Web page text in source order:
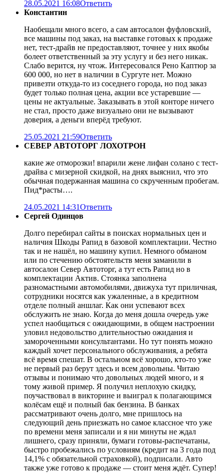
28.05.2021 16:08Ответить
Константин
Наобещали много всего, а сам автосалон фуфловский,
все машины под заказ, на выставке готовых к продаже
нет, тест-драйв не предоставляют, точнее у них якобы
болеет ответственный за эту услугу и без него никак.
Слабо верится, ну чтож. Интересовался Рено Каптюр за
600 000, но нет в наличии в Сургуте нет. Можно
привезти откуда-то из соседнего города, но под заказ
будет только полная цена, акции все устаревшие —
цены не актуальные. Заказывать в этой конторе ничего
не стал, просто даже визуально они не вызывают
доверия, а деньги вперёд требуют.
25.05.2021 21:59Ответить
СЕВЕР АВТОТОРГ ЛОХОТРОН
какие же отморозки! впарили жене лифан солано с тест-
драйва с мизерной скидкой, на днях выяснил, что это
обычная подержанная машина со скрученным пробегам.
Пид*расты….
24.05.2021 14:31Ответить
Сергей Одинцов
Долго перебирал сайты в поисках нормальных цен и
наличия Шкоды Рапид в базовой комплектации. Честно
так и не нашёл, но машину купил. Немного обманом
или по стечению обстоятельств меня заманили в
автосалон Север Автоторг, а тут есть Рапид но в
комплектации Актив. Стоянка заполнена
разномастными автомобилями, движуха тут приличная,
сотрудники носятся как ужаленные, а в кредитном
отделе полный аншлаг. Как они успевают всех
обслужить не знаю. Когда до меня дошла очередь уже
успел наобщаться с ожидающими, в общем настроении
уловил недовольство длительностью ожидания и
замороченными консультантами. Но тут понять можно
каждый хочет персонального обслуживания, а ребята
всё время спешат. В остальном всё хорошо, кто-то уже
не первый раз берут здесь и всем довольны. Читаю
отзывы и понимаю что довольных людей много, и я
тому живой пример. Я получил неплохую скидку,
поучаствовал в викторине и выиграл к полагающимся
колёсам ещё и полный бак бензина. В банках
рассматривают очень долго, мне пришлось на
следующий день приезжать но самое классное что уже
по времени меня записали и я ни минуты не ждал
лишнего, сразу приняли, бумаги готовы-распечатаны,
быстро пробежались по условиям (кредит на 3 года под
14,1% с обязательной страховкой), подписали. Авто
также уже готово к продаже — стоит меня ждёт. Супер!